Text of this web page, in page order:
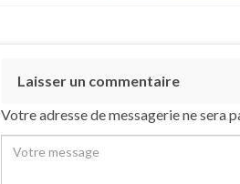
Laisser un commentaire
Votre adresse de messagerie ne sera